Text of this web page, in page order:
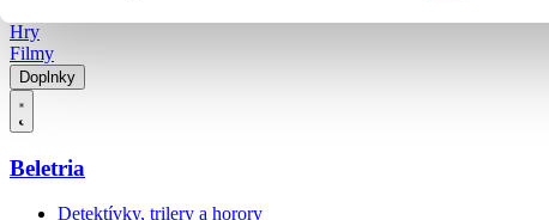
Hry
Filmy
Doplnky
Beletria
Detektívky, trilery a horory